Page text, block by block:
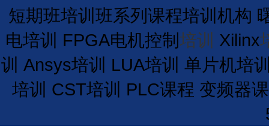
短期班培训 班系列课程培训 机构
电培训 FPGA电机控制 培训 Xilinx
训 Ansys培训 LUA培训 单片机培
培训 CST培训 PLC课程 变频器